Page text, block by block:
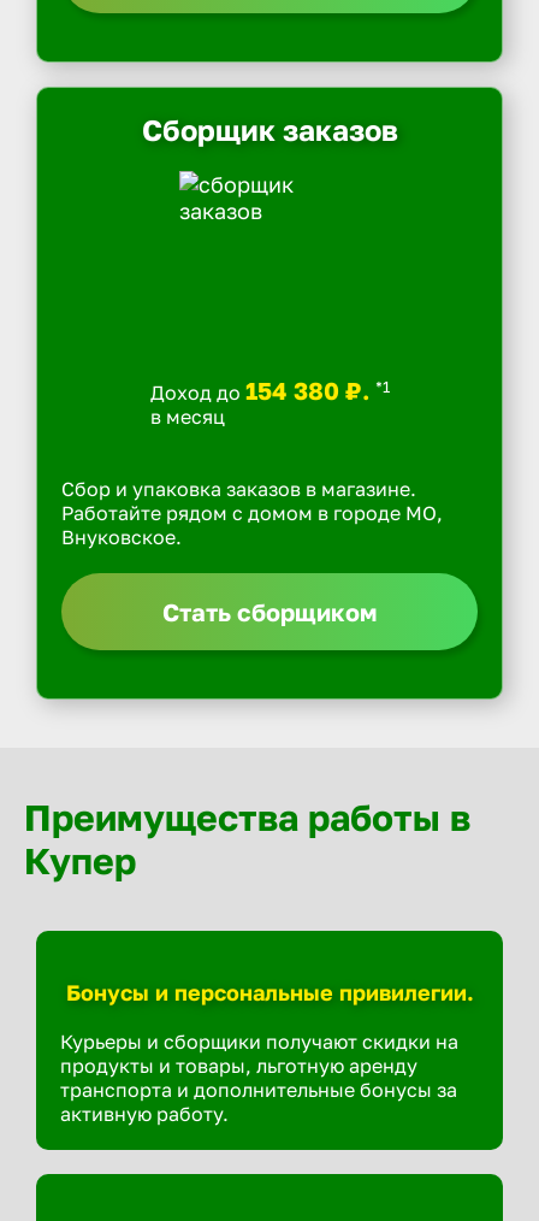
Сборщик заказов
Доход до 154 380 ₽. *1
в месяц
Сбор и упаковка заказов в магазине.
Работайте рядом с домом в городе МО,
Внуковское.
Стать сборщиком
Преимущества работы в
Купер
Бонусы и персональные привилегии.
Курьеры и сборщики получают скидки на
продукты и товары, льготную аренду
транспорта и дополнительные бонусы за
активную работу.